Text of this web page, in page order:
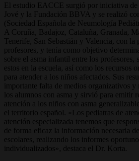
El estudio EACCE surgió por iniciativa de
Jové y la Fundación BBVA y se realizó
(Sociedad Española de Neumología
A Coruña, Badajoz, Cataluña, Granada,
Tenerife, San Sebastián y Valencia, con
profesores, y tenía como objetivo
sobre el asma infantil entre los profesores,
estos en la escuela, así como los recursos
para atender a los niños afectados. Sus
importante falta de medios organizativos y
los alumnos con asma y sirvió para emitir
atención a los niños con asma
el territorio español. «Los pediatras de
atención especializada tenemos que
de forma eficaz la información necesaria
escolares, realizando los informes
individualizados», destaca el Dr. Korta.